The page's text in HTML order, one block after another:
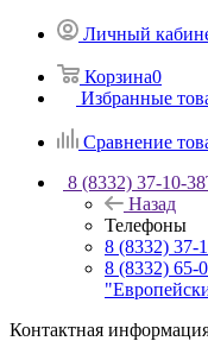
Личный
Корзина0
Избранные
Сравнение
8 (8332) 37-10-38
Назад
Телефоны
8 (8332) 37-
8 (8332) 65-
Контактная